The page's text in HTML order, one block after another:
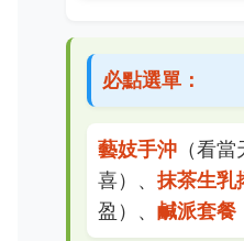
必點選單：
藝妓手沖 （看
喜）、 抹茶生乳
盈）、 鹹派套餐